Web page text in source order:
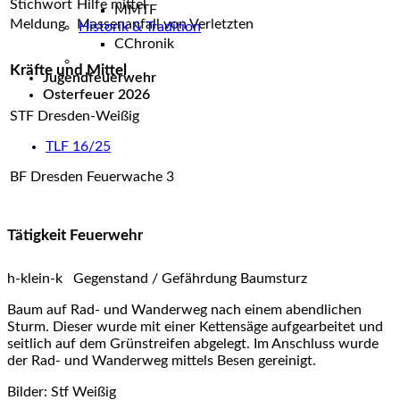
Jugendfeuerwehr
Osterfeuer 2026
Meldung
Massenanfall von Verletzten
Kräfte und Mittel
STF Dresden-Weißig
TLF 16/25
BF Dresden Feuerwache 3
Tätigkeit Feuerwehr
h-klein-k Gegenstand / Gefährdung Baumsturz
Baum auf Rad- und Wanderweg nach einem abendlichen
Sturm. Dieser wurde mit einer Kettensäge aufgearbeitet und
seitlich auf dem Grünstreifen abgelegt. Im Anschluss wurde
der Rad- und Wanderweg mittels Besen gereinigt.
Bilder: Stf Weißig